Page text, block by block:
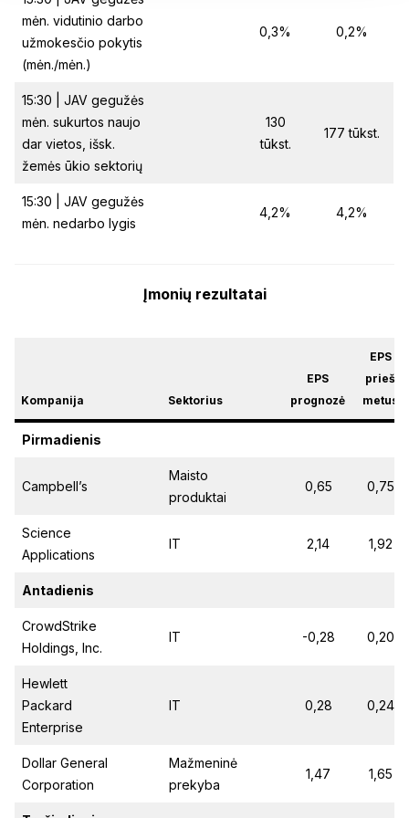
mėn. vidutinio darbo
užmokesčio pokytis
(mėn./mėn.)
0,3% 0,2%
15:30 | JAV gegužės
mėn. sukurtos naujo
dar vietos, išsk.
žemės ūkio sektorių
130
tūkst.
177 tūkst.
15:30 | JAV gegužės
mėn. nedarbo lygis
4,2% 4,2%
Įmonių rezultatai
Kompanija Sektorius
EPS
prognozė
EPS
prieš
metus
Pirmadienis
Campbell’s
Maisto
produktai
0,65 0,75
Science
Applications
IT 2,14 1,92
Antadienis
CrowdStrike
Holdings, Inc.
IT -0,28 0,20
Hewlett
Packard
Enterprise
IT 0,28 0,24
Dollar General
Corporation
Mažmeninė
prekyba
1,47 1,65